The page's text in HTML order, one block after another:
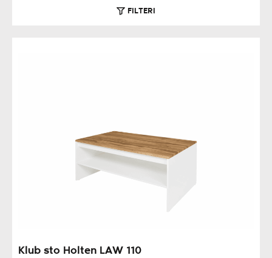
FILTERI
Klub sto Holten LAW 110